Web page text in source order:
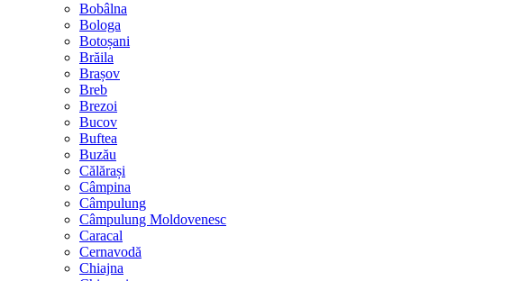
Bobâlna
Bologa
Botoșani
Brăila
Brașov
Breb
Brezoi
Bucov
Buftea
Buzău
Călărași
Câmpina
Câmpulung
Câmpulung Moldovenesc
Caracal
Cernavodă
Chiajna